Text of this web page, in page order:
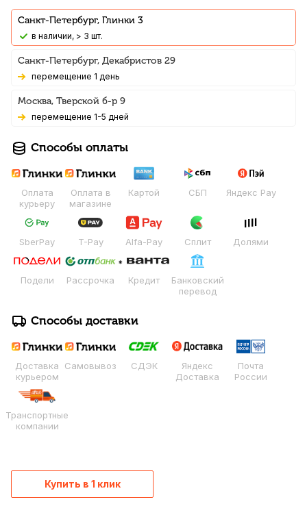
Санкт-Петербург, Глинки 3
В наличии, > 3 шт.
Санкт-Петербург, Декабристов 29
Перемещение 1 день
Москва, Тверской б-р 9
Перемещение 1-5 дней
Способы оплаты
Оплата
курьеру
Оплата в
магазине
Картой СБП Яндекс Pay
SberPay T-Pay Alfa-Pay Сплит Долями
Подели Рассрочка Кредит
Банковский
перевод
Способы доставки
Доставка
курьером
Самовывоз СДЭК
Яндекс
Доставка
Почта
России
Транспортные
компании
Купить в 1 клик